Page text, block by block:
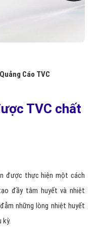
Cáo TVC
TVC chất
được thực hiện một cách
đầy tâm huyết và nhiệt
những lòng nhiệt huyết
kỳ.